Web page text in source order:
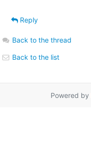
Reply
Back to the thread
Back to the list
Powered by